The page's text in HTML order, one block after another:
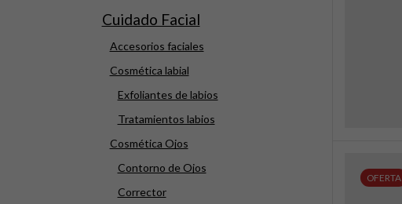
OFERTA
Cuidado Facial
Accesorios faciales
Cosmética labial
Exfoliantes de labios
Tratamientos labios
Cosmética Ojos
Contorno de Ojos
Corrector